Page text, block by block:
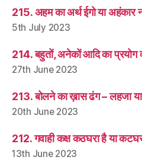
215. अहम का अर्थ ईगो या अहंकार
5th July 2023
214. बहुतों, अनेकों आदि का प्रयोग
27th June 2023
213. बोलने का ख़ास ढंग – लहजा
20th June 2023
212. गवाही कक्ष कठघरा है या
13th June 2023